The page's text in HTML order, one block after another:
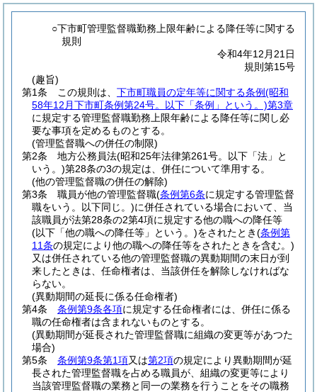
○下市町管理監督職勤務上限年齢による降任等に関する
規則
令和4年12月21日
規則第15号
(趣旨)
第1条
この規則は、 下市町職員の定年等に関する条例(昭和
58年12月下市町条例第24号。以下「条例」という。)第3章
に規定する管理監督職勤務上限年齢による降任等に関し必
要な事項を定めるものとする。
(管理監督職への併任の制限)
第2条
地方公務員法(昭和25年法律第261号。以下「法」と
いう。)第28条の3の規定は、併任について準用する。
(他の管理監督職の併任の解除)
第3条
職員が他の管理監督職(条例第6条に規定する管理監督
職をいう。以下同じ。)に併任されている場合において、当
該職員が法第28条の2第4項に規定する他の職への降任等
(以下「他の職への降任等」という。)をされたとき(条例第
11条の規定により他の職への降任等をされたときを含む。)
又は併任されている他の管理監督職の異動期間の末日が到
来したときは、任命権者は、当該併任を解除しなければな
らない。
(異動期間の延長に係る任命権者)
第4条
条例第9条各項に規定する任命権者には、併任に係る
職の任命権者は含まれないものとする。
(異動期間が延長された管理監督職に組織の変更等があつた
場合)
第5条
条例第9条第1項又は第2項の規定により異動期間が延
長された管理監督職を占める職員が、組織の変更等により
当該管理監督職の業務と同一の業務を行うことをその職務